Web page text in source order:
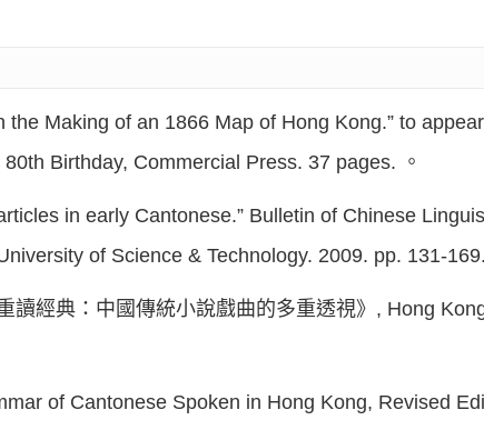
Making of an 1866 Map of Hong Kong.” to
Birthday, Commercial Press. 37 pages. 。
in early Cantonese.” Bulletin of Chinese
of Science & Technology. 2009. pp. 131-169.
讀經典：中國傳統小說戲曲的多重透視》, Hong
of Cantonese Spoken in Hong Kong, Revised